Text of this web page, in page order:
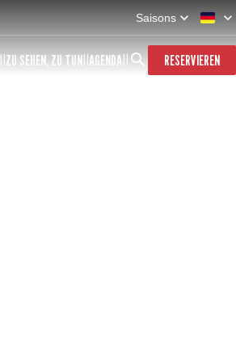
Saisons
ZU SEHEN, ZU TUN AGENDA RESERVIEREN